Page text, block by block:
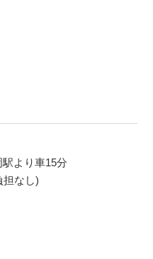
より車15分
担なし)